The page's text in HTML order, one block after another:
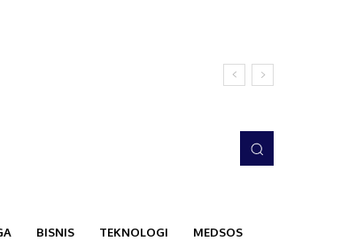
BISNIS TEKNOLOGI MEDSOS